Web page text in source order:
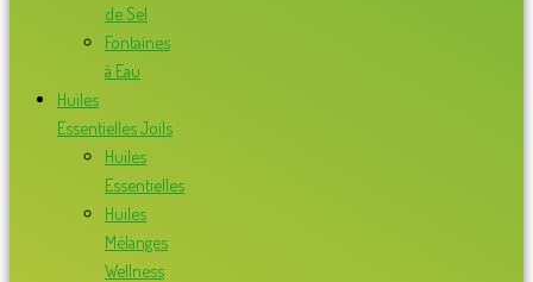
de Sel
Fontaines
à Eau
Huiles
Essentielles Joils
Huiles
Essentielles
Huiles
Mélanges
Wellness